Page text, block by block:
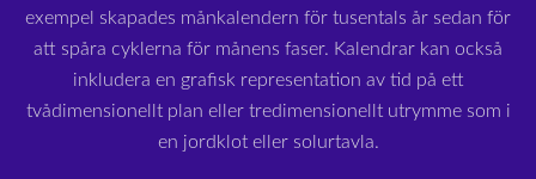
exempel skapades månkalendern för tusentals år sedan för
att spåra cyklerna för månens faser. Kalendrar kan också
inkludera en grafisk representation av tid på ett
tvådimensionellt plan eller tredimensionellt utrymme som i
en jordklot eller solurtavla.